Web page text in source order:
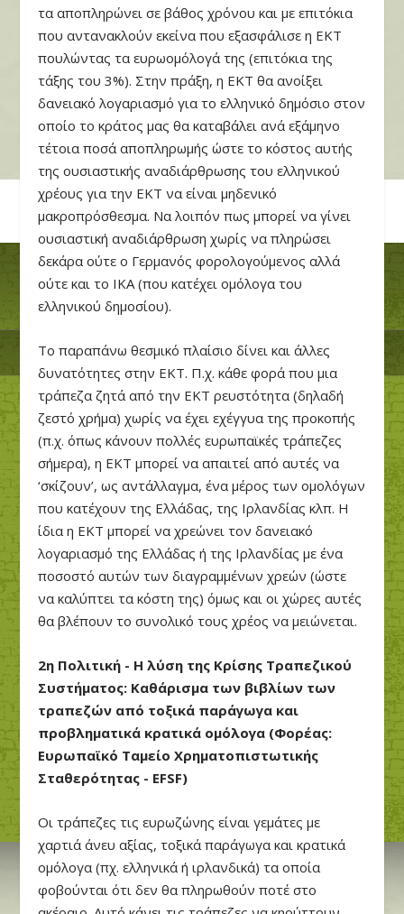
τα αποπληρώνει σε βάθος χρόνου και με επιτόκια
που αντανακλούν εκείνα που εξασφάλισε η ΕΚΤ
πουλώντας τα ευρωομόλογά της (επιτόκια της
τάξης του 3%). Στην πράξη, η ΕΚΤ θα ανοίξει
δανειακό λογαριασμό για το ελληνικό δημόσιο στον
οποίο το κράτος μας θα καταβάλει ανά εξάμηνο
τέτοια ποσά αποπληρωμής ώστε το κόστος αυτής
της ουσιαστικής αναδιάρθρωσης του ελληνικού
χρέους για την ΕΚΤ να είναι μηδενικό
μακροπρόσθεσμα. Να λοιπόν πως μπορεί να γίνει
ουσιαστική αναδιάρθρωση χωρίς να πληρώσει
δεκάρα ούτε ο Γερμανός φορολογούμενος αλλά
ούτε και το ΙΚΑ (που κατέχει ομόλογα του
ελληνικού δημοσίου).
Το παραπάνω θεσμικό πλαίσιο δίνει και άλλες
δυνατότητες στην ΕΚΤ. Π.χ. κάθε φορά που μια
τράπεζα ζητά από την ΕΚΤ ρευστότητα (δηλαδή
ζεστό χρήμα) χωρίς να έχει εχέγγυα της προκοπής
(π.χ. όπως κάνουν πολλές ευρωπαϊκές τράπεζες
σήμερα), η ΕΚΤ μπορεί να απαιτεί από αυτές να
‘σκίζουν’, ως αντάλλαγμα, ένα μέρος των ομολόγων
που κατέχουν της Ελλάδας, της Ιρλανδίας κλπ. Η
ίδια η ΕΚΤ μπορεί να χρεώνει τον δανειακό
λογαριασμό της Ελλάδας ή της Ιρλανδίας με ένα
ποσοστό αυτών των διαγραμμένων χρεών (ώστε
να καλύπτει τα κόστη της) όμως και οι χώρες αυτές
θα βλέπουν το συνολικό τους χρέος να μειώνεται.
2η Πολιτική - Η λύση της Κρίσης Τραπεζικού
Συστήματος: Καθάρισμα των βιβλίων των
τραπεζών από τοξικά παράγωγα και
προβληματικά κρατικά ομόλογα (Φορέας:
Ευρωπαϊκό Ταμείο Χρηματοπιστωτικής
Σταθερότητας - EFSF)
Οι τράπεζες τις ευρωζώνης είναι γεμάτες με
χαρτιά άνευ αξίας, τοξικά παράγωγα και κρατικά
ομόλογα (πχ. ελληνικά ή ιρλανδικά) τα οποία
φοβούνται ότι δεν θα πληρωθούν ποτέ στο